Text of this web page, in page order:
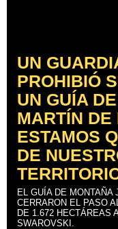
UN
PROHIBIÓ
UN GUÍA
MARTÍN DE
ESTAMOS
DE
EL GUÍA DE MONTAÑA
CERRARON EL PASO
DE 1.672 HECTÁREAS
SWAROVSKI.